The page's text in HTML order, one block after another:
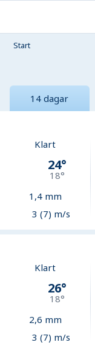
Start
14 dagar
Klart
24°
18°
1,4mm
3 (7) m/s
Klart
26°
18°
2,6 mm
3 (7) m/s